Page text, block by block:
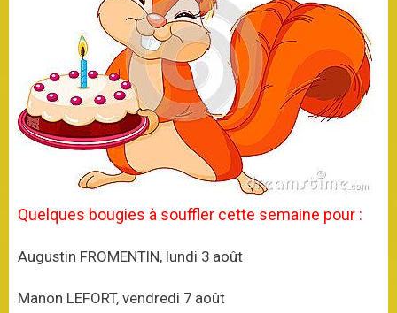
Quelques bougies à souffler cette semaine pour :
Augustin FROMENTIN, lundi 3 août
Manon LEFORT, vendredi 7 août